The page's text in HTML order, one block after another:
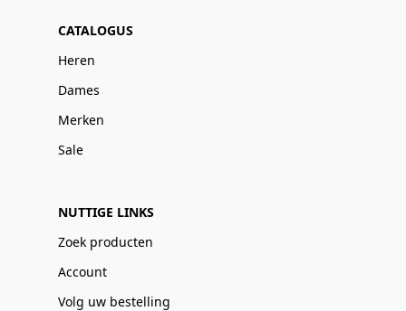
CATALOGUS
Heren
Dames
Merken
Sale
NUTTIGE LINKS
Zoek producten
Account
Volg uw bestelling